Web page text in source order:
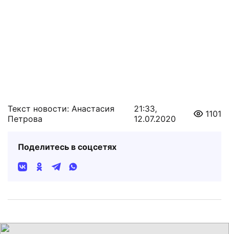
Текст новости: Анастасия
Петрова
21:33,
12.07.2020
1101
Поделитесь в соцсетях